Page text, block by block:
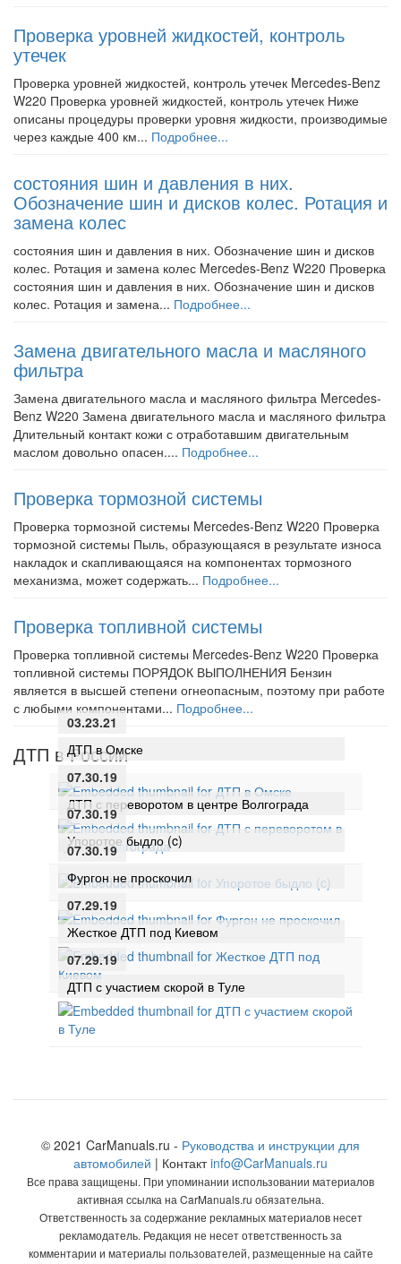
Проверка уровней жидкостей, контроль
утечек
Проверка уровней жидкостей, контроль утечек Mercedes-Benz
W220 Проверка уровней жидкостей, контроль утечек Ниже
описаны процедуры проверки уровня жидкости, производимые
через каждые 400 км... Подробнее...
состояния шин и давления в них.
Обозначение шин и дисков колес. Ротация и
замена колес
состояния шин и давления в них. Обозначение шин и дисков
колес. Ротация и замена колес Mercedes-Benz W220 Проверка
состояния шин и давления в них. Обозначение шин и дисков
колес. Ротация и замена... Подробнее...
Замена двигательного масла и масляного
фильтра
Замена двигательного масла и масляного фильтра Mercedes-
Benz W220 Замена двигательного масла и масляного фильтра
Длительный контакт кожи с отработавшим двигательным
маслом довольно опасен.... Подробнее...
Проверка тормозной системы
Проверка тормозной системы Mercedes-Benz W220 Проверка
тормозной системы Пыль, образующаяся в результате износа
накладок и скапливающаяся на компонентах тормозного
механизма, может содержать... Подробнее...
Проверка топливной системы
Проверка топливной системы Mercedes-Benz W220 Проверка
топливной системы ПОРЯДОК ВЫПОЛНЕНИЯ Бензин
является в высшей степени огнеопасным, поэтому при работе
с любыми компонентами... Подробнее...
ДТП в России
03.23.21
ДТП в Омске
07.30.19
ДТП с переворотом в центре Волгограда
07.30.19
Упоротое быдло (c)
07.30.19
Фургон не проскочил
07.29.19
Жесткое ДТП под Киевом
07.29.19
ДТП с участием скорой в Туле
© 2021 CarManuals.ru - Руководства и инструкции для
автомобилей | Контактinfo@CarManuals.ru
Все права защищены. При упоминании использовании материалов
активная ссылка на CarManuals.ru обязательна.
Ответственность за содержание рекламных материалов несет
рекламодатель. Редакция не несет ответственность за
комментарии и материалы пользователей, размещенные на сайте